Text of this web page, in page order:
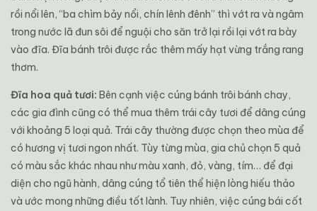
rồi nổi lên, “ba chìm bảy nổi, chín lênh đênh” thì vớt ra và ngâm
trong nước lã đun sôi để nguội cho săn trở lại rồi lại vớt ra bày
vào đĩa. Đĩa bánh trôi được rắc thêm mấy hạt vừng trắng rang
thơm.
Đĩa hoa quả tươi: Bên cạnh việc cúng bánh trôi bánh chay,
các gia đình cũng có thể mua thêm trái cây tươi để dâng cúng
với khoảng 5 loại quả. Trái cây thường được chọn theo mùa để
có hương vị tươi ngon nhất. Tùy từng mùa, gia chủ chọn 5 quả
có màu sắc khác nhau như màu xanh, đỏ, vàng, tím… để đại
diện cho ngũ hành, dâng cúng tổ tiên thể hiện lòng hiếu thảo
và ước mong những điều tốt lành. Tuy nhiên, việc cúng bái cốt